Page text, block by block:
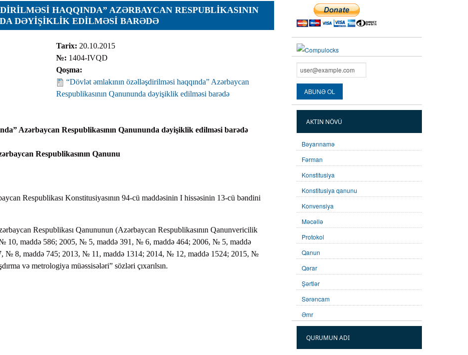
HAQQINDA” AZƏRBAYCAN RESPUBLIKASININ
DƏYIŞIKLIK EDILMƏSI BARƏDƏ
Tarix: 20.10.2015
№: 1404-IVQD
Qoşma:
“Dövlət əmlakının özəlləşdirilməsi haqqında” Azərbaycan
Respublikasının Qanununda dəyişiklik edilməsi barədə
Azərbaycan Respublikasının Qanununda dəyişiklik edilməsi barədə
Respublikasının Qanunu
Respublikası Konstitusiyasının 94-cü maddəsinin I hissəsinin 13-cü bəndini
Respublikası Qanununun (Azərbaycan Respublikasının Qanunvericilik
10, maddə 586; 2005, № 5, maddə 391, № 6, maddə 464; 2006, № 5, maddə
№ 8, maddə 745; 2013, № 11, maddə 1314; 2014, № 12, maddə 1524; 2015, №
və metrologiya müəssisələri” sözləri çıxarılsın.
AKTIN NÖVÜ
Bəyannamə
Fərman
Konstitusiya
Konstitusiya qanunu
Konvensiya
Məcəllə
Protokol
Qanun
Qərar
Şərtlər
Sərəncam
Əmr
QURUMUN ADI